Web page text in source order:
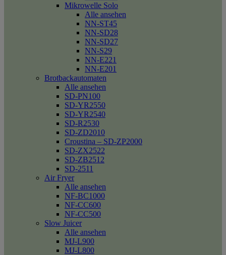
Mikrowelle Solo
Alle ansehen
NN-ST45
NN-SD28
NN-SD27
NN-S29
NN-E221
NN-E201
Brotbackautomaten
Alle ansehen
SD-PN100
SD-YR2550
SD-YR2540
SD-R2530
SD-ZD2010
Croustina – SD-ZP2000
SD-ZX2522
SD-ZB2512
SD-2511
Air Fryer
Alle ansehen
NF-BC1000
NF-CC600
NF-CC500
Slow Juicer
Alle ansehen
MJ-L900
MJ-L800